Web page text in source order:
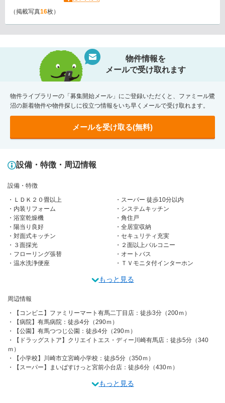
（掲載写真16枚）
物件情報を
メールで受け取れます
物件ライブラリーの「募集開始メール」にご登録いただくと、ファミール鷺
沼の新着物件や物件探しに役立つ情報をいち早くメールで受け取れます。
メールを受け取る(無料)
設備・特徴・周辺情報
設備・特徴
ＬＤＫ２０畳以上
スーパー 徒歩10分以内
内装リフォーム
システムキッチン
浴室乾燥機
角住戸
陽当り良好
全居室収納
対面式キッチン
セキュリティ充実
３面採光
２面以上バルコニー
フローリング張替
オートバス
温水洗浄便座
ＴＶモニタ付インターホン
もっと見る
周辺情報
【コンビニ】ファミリーマート有馬二丁目店：徒歩3分（200ｍ）
【病院】有馬病院：徒歩4分（290ｍ）
【公園】有馬つつじ公園：徒歩4分（290ｍ）
【ドラッグストア】クリエイトエス・ディー川崎有馬店：徒歩5分（340
ｍ）
【小学校】川崎市立宮崎小学校：徒歩5分（350ｍ）
【スーパー】まいばすけっと宮前小台店：徒歩6分（430ｍ）
もっと見る